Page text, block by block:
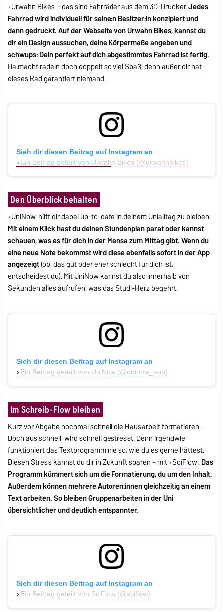
Urwahn Bikes - das sind Fahrräder aus dem 3D-Drucker.Jedes
Fahrrad wird individuell für seine:n Besitzer:in konzipiert und
dann gedruckt. Auf der Webseite von Urwahn Bikes, kannst du
dir ein Design aussuchen, deine Körpermaße angeben und
schwups: Dein perfekt auf dich abgestimmtes Fahrrad ist fertig.
Da macht radeln doch doppelt so viel Spaß, denn außer dir hat
dieses Rad garantiert niemand.
Sieh dir diesen Beitrag auf Instagram an
Ein Beitrag geteilt von Urwahn Bikes (@urwahnbikes)
Den Überblick behalten
UniNow hilft dir dabei up-to-date in deinem Unialltag zu bleiben.
Mit einem Klick hast du deinen Stundenplan parat oder kannst
schauen, was es für dich in der Mensa zum Mittag gibt. Wenn du
eine neue Note bekommst wird diese ebenfalls sofort in der App
angezeigt(ob, das gut oder eher schlecht für dich ist,
entscheidest du). Mit UniNow kannst du also innerhalb von
Sekunden alles aufrufen, was das Studi-Herz begehrt.
Sieh dir diesen Beitrag auf Instagram an
Ein Beitrag geteilt von UniNow (@uninow_app)
Im Schreib-Flow bleiben
Kurz vor Abgabe nochmal schnell die Hausarbeit formatieren.
Doch aus schnell, wird schnell gestresst. Denn irgendwie
funktioniert das Textprogramm nie so, wie du es gerne hättest.
Diesen Stress kannst du dir in Zukunft sparen – mit SciFlow.Das
Programm kümmert sich um die Formatierung, du um den Inhalt.
Außerdem können mehrere Autoren:innen gleichzeitig an einem
Text arbeiten. So bleiben Gruppenarbeiten in der Uni
übersichtlicher und deutlich entspannter.
Sieh dir diesen Beitrag auf Instagram an
Ein Beitrag geteilt von SciFlow (@sciflow)